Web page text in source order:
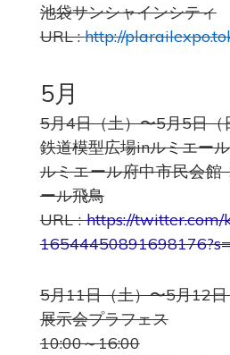
池袋サンシャインシティ
URL :http://
5月
5月4日（土）〜5月5日（
鉄道模型広場inルミエール
ルミエール府中市民会館
ール飛鳥
URL :https://
5月11日（土）〜5月12
展示会プラフェス
10:00～16:00